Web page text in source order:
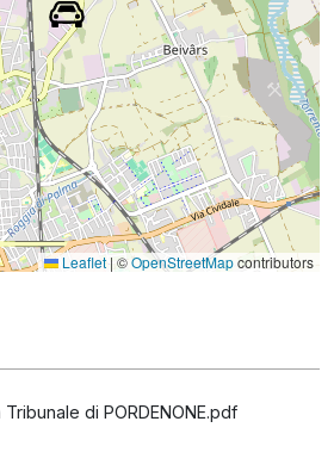
Leaflet |©OpenStreetMapcontributors
di PORDENONE.pdf